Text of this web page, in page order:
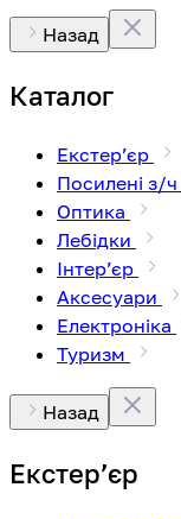
Назад
Каталог
Екстерʼєр
Посилені з/ч
Оптика
Лебідки
Інтерʼєр
Аксесуари
Електроніка
Туризм
Назад
Екстерʼєр